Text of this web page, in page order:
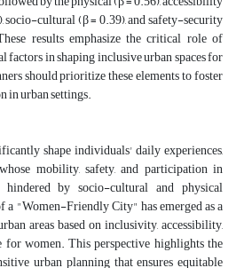
socio-cultural (β = 0.39), and safety-security
results emphasize the critical role of
factors in shaping inclusive urban spaces for
should prioritize these elements to foster
in urban settings.
shape individuals' daily experiences,
mobility, safety, and participation in
by socio-cultural and physical
a "Women-Friendly City" has emerged as a
areas based on inclusivity, accessibility,
women. This perspective highlights the
urban planning that ensures equitable